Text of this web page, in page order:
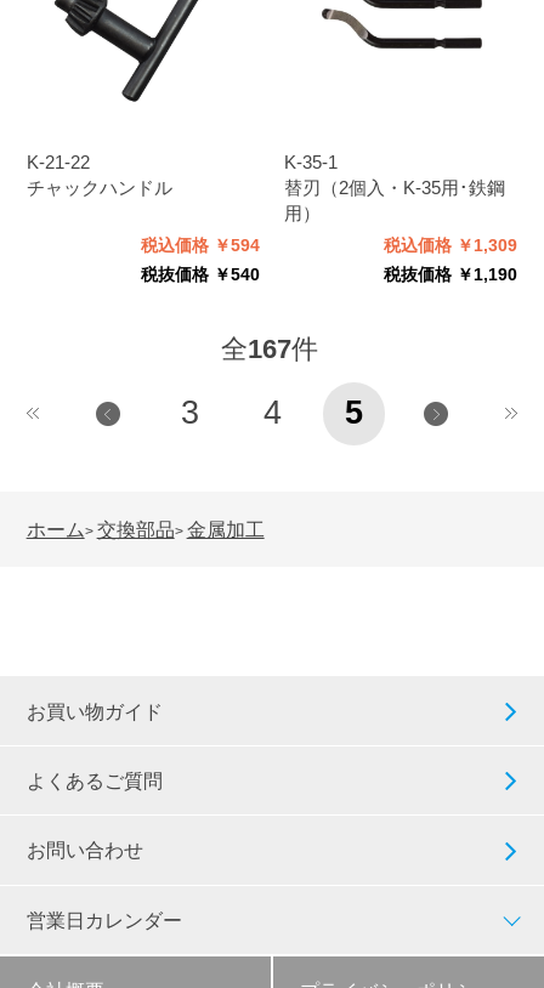
K-21-22
チャックハンドル
税込価格 ￥594
税抜価格 ￥540
K-35-1
替刃（2個入・K-35用･鉄鋼
用）
税込価格 ￥1,309
税抜価格 ￥1,190
全167件
3 4 5
ホーム> 交換部品> 金属加工
お買い物ガイド
よくあるご質問
お問い合わせ
営業日カレンダー